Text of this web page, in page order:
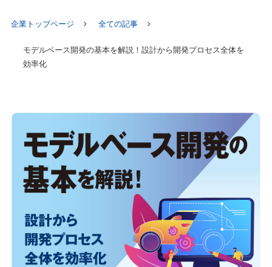
企業トップページ 全ての記事
モデルベース開発の基本を解説！設計から開発プロセス全体を
効率化